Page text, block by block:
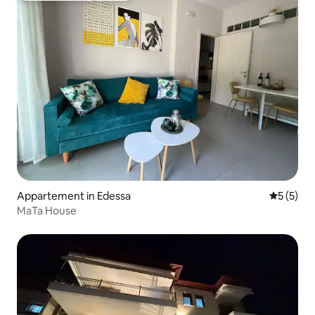
Appartement in Edessa
5 (5)
MaTa House